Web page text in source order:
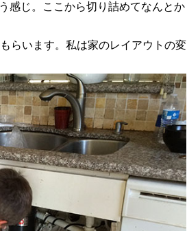
感じ。ここから切り詰めてなんとか
らいます。私は家のレイアウトの変